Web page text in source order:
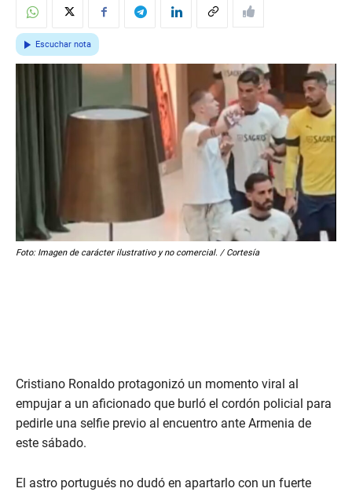
Escuchar nota
Foto: Imagen de carácter ilustrativo y no comercial. / Cortesía
Cristiano Ronaldo protagonizó un momento viral al
empujar a un aficionado que burló el cordón policial para
pedirle una selfie previo al encuentro ante Armenia de
este sábado.
El astro portugués no dudó en apartarlo con un fuerte